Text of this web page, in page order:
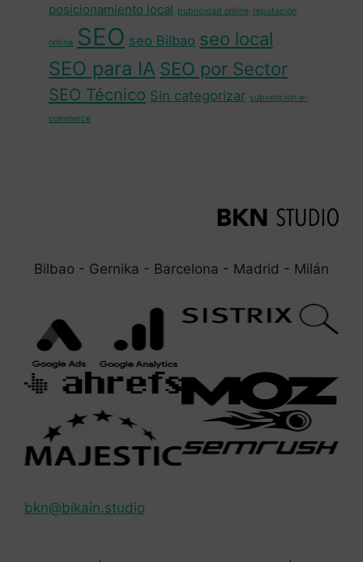
posicionamiento local publicidad online reputación
online SEO seo Bilbao seo local
SEO para IA SEO por Sector
SEO Técnico Sin categorizar subvención e-
commerce
Bilbao - Gernika - Barcelona - Madrid - Milán
bkn@bikain.studio